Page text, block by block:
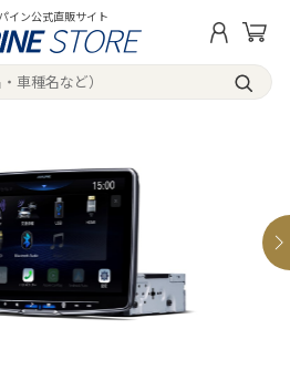
イン公式直販サイト